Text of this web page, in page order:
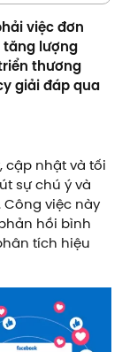
việc đơn
tăng lượng
thương
giải đáp qua
cập nhật và tối
sự chú ý và
việc này
hồi bình
tích hiệu